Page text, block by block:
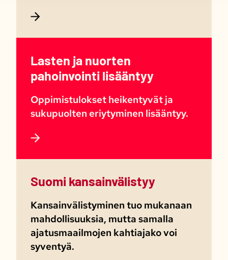
Lasten ja nuorten
pahoinvointi lisääntyy
Oppimistulokset heikentyvät ja
sukupuolten eriytyminen lisääntyy.​
Suomi kansainvälistyy
Kansainvälistyminen tuo mukanaan
mahdollisuuksia, mutta samalla
ajatusmaailmojen kahtiajako voi
syventyä.​